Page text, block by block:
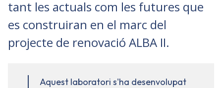
tant les actuals com les futures que
es construiran en el marc del
projecte de renovació ALBA II.
Aquest laboratori s'ha desenvolupat